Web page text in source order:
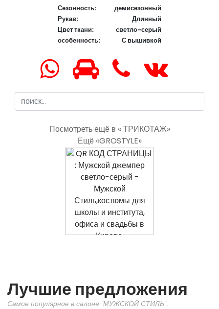
Сезонность:
демисезонный
Рукав:
Длинный
Цвет ткани:
светло-серый
особенность:
С вышивкой
Посмотреть ещё в « ТРИКОТАЖ»
Ещё «GROSTYLE»
Лучшие предложения
Самое популярное в салоне "МУЖСКОЙ СТИЛЬ".